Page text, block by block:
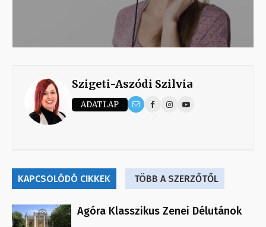
Szigeti-Aszódi Szilvia
ADATLAP
KAPCSOLÓDÓ CIKKEK TÖBB A SZERZŐTŐL
Agóra Klasszikus Zenei Délutánok